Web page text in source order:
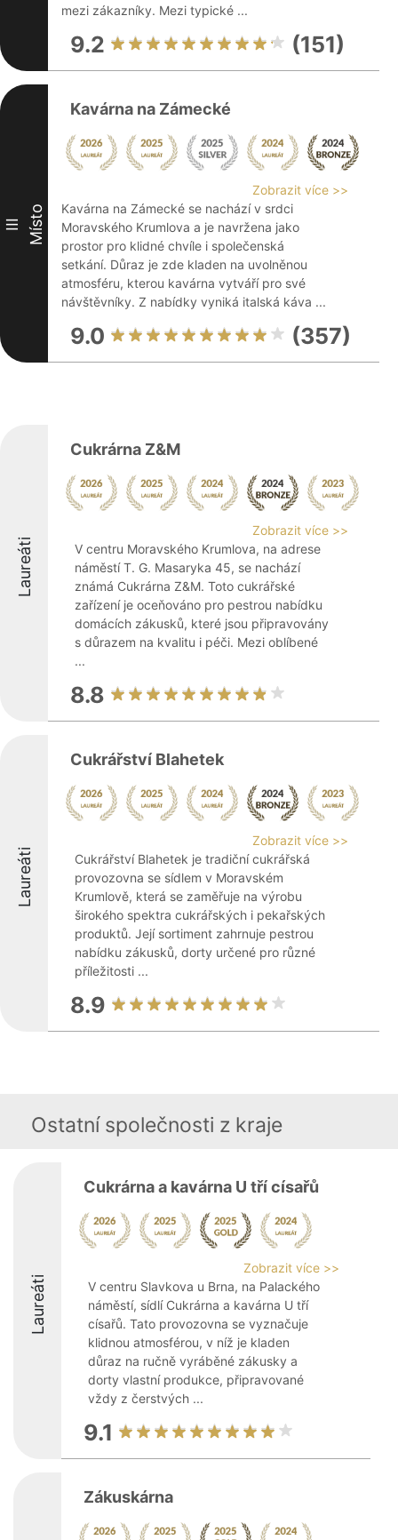
mezi zákazníky. Mezi typické ...
9.2 (151)
III Místo
Kavárna na Zámecké
Zobrazit více >>
Kavárna na Zámecké se nachází v srdci
Moravského Krumlova a je navržena jako
prostor pro klidné chvíle i společenská
setkání. Důraz je zde kladen na uvolněnou
atmosféru, kterou kavárna vytváří pro své
návštěvníky. Z nabídky vyniká italská káva ...
9.0 (357)
Laureáti
Cukrárna Z&M
Zobrazit více >>
V centru Moravského Krumlova, na adrese
náměstí T. G. Masaryka 45, se nachází
známá Cukrárna Z&M. Toto cukrářské
zařízení je oceňováno pro pestrou nabídku
domácích zákusků, které jsou připravovány
s důrazem na kvalitu i péči. Mezi oblíbené
...
8.8
Laureáti
Cukrářství Blahetek
Zobrazit více >>
Cukrářství Blahetek je tradiční cukrářská
provozovna se sídlem v Moravském
Krumlově, která se zaměřuje na výrobu
širokého spektra cukrářských i pekařských
produktů. Její sortiment zahrnuje pestrou
nabídku zákusků, dorty určené pro různé
příležitosti ...
8.9
Ostatní společnosti z kraje
Laureáti
Cukrárna a kavárna U tří císařů
Zobrazit více >>
V centru Slavkova u Brna, na Palackého
náměstí, sídlí Cukrárna a kavárna U tří
císařů. Tato provozovna se vyznačuje
klidnou atmosférou, v níž je kladen
důraz na ručně vyráběné zákusky a
dorty vlastní produkce, připravované
vždy z čerstvých ...
9.1
Zákuskárna